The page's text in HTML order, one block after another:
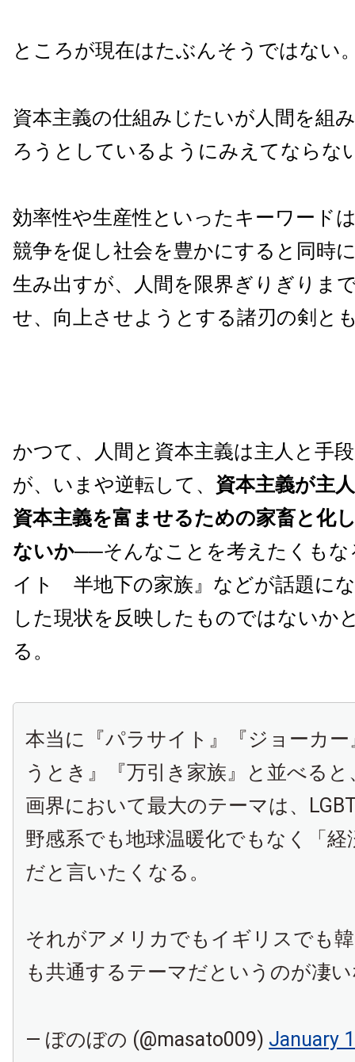
ところが現在はたぶんそうではない
資本主義の仕組みじたいが人間を組
ろうとしているようにみえてならな
効率性や生産性といったキーワード
競争を促し社会を豊かにすると同時
生み出すが、人間を限界ぎりぎりま
せ、向上させようとする諸刃の剣と
かつて、人間と資本主義は主人と手
が、いまや逆転して、 資本主義が主
資本主義を富ませるための家畜と化
ないか──そんなことを考えたくもな
イト 半地下の家族』などが話題に
した現状を反映したものではないか
る。
本当に『パラサイト』『ジョーカ
うとき』『万引き家族』と並べる
画界において最大のテーマは、
野感系でも地球温暖化でもなく「経
だと言いたくなる。
それがアメリカでもイギリスでも
も共通するテーマだというのが凄
— ぼのぼの (@masato009) January